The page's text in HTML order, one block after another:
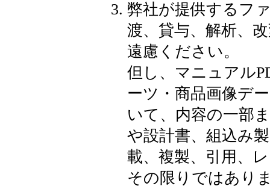
弊社が提供するフ
渡、貸与、解析、
遠慮ください。
但し、マニュアル
ーツ・商品画像デ
いて、内容の一部
や設計書、組込み
載、複製、引用、
その限りではあり